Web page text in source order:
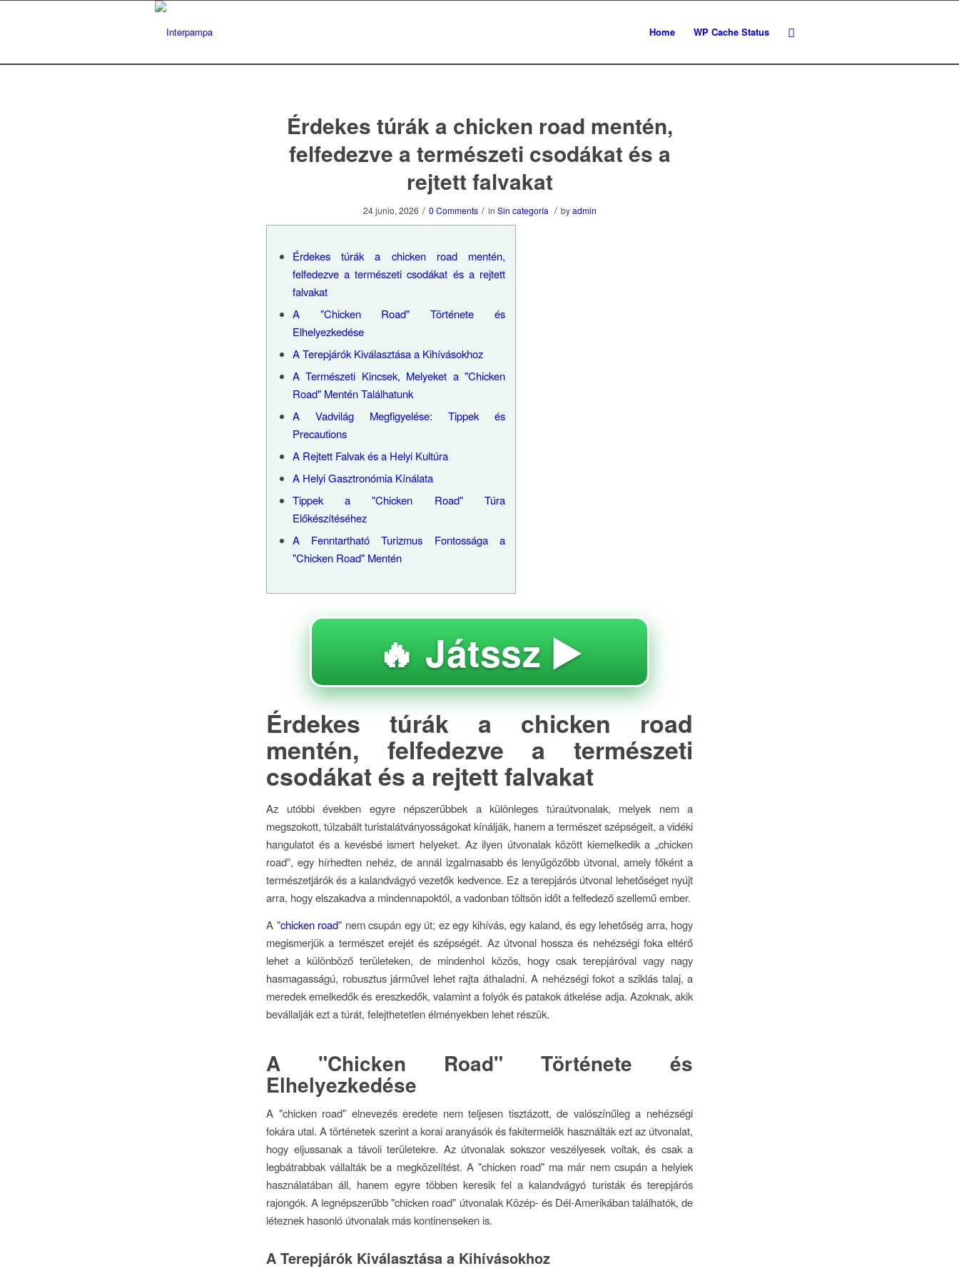
Home WP Cache Status
Érdekes túrák a chicken road mentén,
felfedezve a természeti csodákat és a
rejtett falvakat
24 junio, 2026 / 0 Comments / in Sin categoría / byadmin
Érdekes túrák a chicken road mentén,
felfedezve a természeti csodákat és a rejtett
falvakat
A "Chicken Road" Története és
Elhelyezkedése
A Terepjárók Kiválasztása a Kihívásokhoz
A Természeti Kincsek, Melyeket a "Chicken
Road" Mentén Találhatunk
A Vadvilág Megfigyelése: Tippek és
Precautions
A Rejtett Falvak és a Helyi Kultúra
A Helyi Gasztronómia Kínálata
Tippek a "Chicken Road" Túra
Előkészítéséhez
A Fenntartható Turizmus Fontossága a
"Chicken Road" Mentén
🔥 Játssz ▶️
Érdekes túrák a chicken road
mentén, felfedezve a természeti
csodákat és a rejtett falvakat
Az utóbbi években egyre népszerűbbek a különleges túraútvonalak, melyek nem a
megszokott, túlzabált turistalátványosságokat kínálják, hanem a természet szépségeit, a vidéki
hangulatot és a kevésbé ismert helyeket. Az ilyen útvonalak között kiemelkedik a „chicken
road”, egy hírhedten nehéz, de annál izgalmasabb és lenyűgözőbb útvonal, amely főként a
természetjárók és a kalandvágyó vezetők kedvence. Ez a terepjárós útvonal lehetőséget nyújt
arra, hogy elszakadva a mindennapoktól, a vadonban töltsön időt a felfedező szellemű ember.
A "chicken road" nem csupán egy út; ez egy kihívás, egy kaland, és egy lehetőség arra, hogy
megismerjük a természet erejét és szépségét. Az útvonal hossza és nehézségi foka eltérő
lehet a különböző területeken, de mindenhol közös, hogy csak terepjáróval vagy nagy
hasmagasságú, robusztus járművel lehet rajta áthaladni. A nehézségi fokot a sziklás talaj, a
meredek emelkedők és ereszkedők, valamint a folyók és patakok átkelése adja. Azoknak, akik
bevállalják ezt a túrát, felejthetetlen élményekben lehet részük.
A "Chicken Road" Története és
Elhelyezkedése
A "chicken road" elnevezés eredete nem teljesen tisztázott, de valószínűleg a nehézségi
fokára utal. A történetek szerint a korai aranyásók és fakitermelők használták ezt az útvonalat,
hogy eljussanak a távoli területekre. Az útvonalak sokszor veszélyesek voltak, és csak a
legbátrabbak vállalták be a megközelítést. A "chicken road" ma már nem csupán a helyiek
használatában áll, hanem egyre többen keresik fel a kalandvágyó turisták és terepjárós
rajongók. A legnépszerűbb "chicken road" útvonalak Közép- és Dél-Amerikában találhatók, de
léteznek hasonló útvonalak más kontinenseken is.
A Terepjárók Kiválasztása a Kihívásokhoz